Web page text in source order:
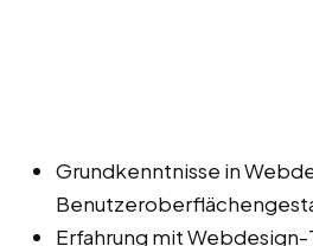
Grundkenntnisse in
Erfahrung mit Webdesign-